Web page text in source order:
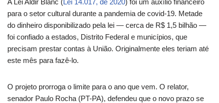
para o setor cultural durante a pandemia de covid-19. Metade
do dinheiro disponibilizado pela lei — cerca de R$ 1,5 bilhão —
foi confiado a estados, Distrito Federal e municípios, que
precisam prestar contas à União. Originalmente eles teriam até
este mês para fazê-lo.
O projeto prorroga o limite para o ano que vem. O relator,
senador Paulo Rocha (PT-PA), defendeu que o novo prazo se